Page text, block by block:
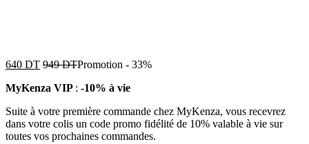
640 DT 949DTPromotion - 33%
MyKenza VIP : -10% à vie
Suite à votre première commande chez MyKenza, vous recevrez
dans votre colis un code promo fidélité de 10% valable à vie sur
toutes vos prochaines commandes.